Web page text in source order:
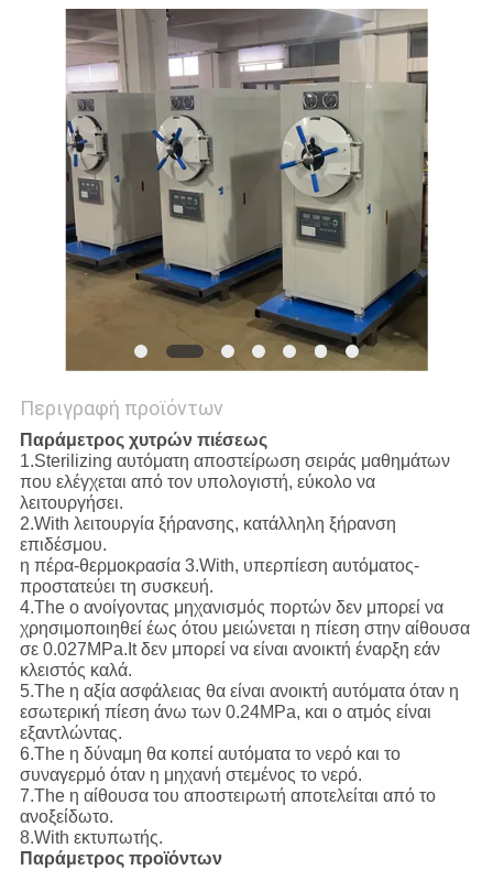
ΠΟΛΙΤΙΚΉ
ΑΠΟΡΡΉΤΟΥ
Περιγραφή προϊόντων
Παράμετρος χυτρών πιέσεως
1.Sterilizing αυτόματη αποστείρωση σειράς μαθημάτων
που ελέγχεται από τον υπολογιστή, εύκολο να
λειτουργήσει.
2.With λειτουργία ξήρανσης, κατάλληλη ξήρανση
επιδέσμου.
η πέρα-θερμοκρασία 3.With, υπερπίεση αυτόματος-
προστατεύει τη συσκευή.
4.The ο ανοίγοντας μηχανισμός πορτών δεν μπορεί να
χρησιμοποιηθεί έως ότου μειώνεται η πίεση στην αίθουσα
σε 0.027MPa.It δεν μπορεί να είναι ανοικτή έναρξη εάν
κλειστός καλά.
5.The η αξία ασφάλειας θα είναι ανοικτή αυτόματα όταν η
εσωτερική πίεση άνω των 0.24MPa, και ο ατμός είναι
εξαντλώντας.
6.The η δύναμη θα κοπεί αυτόματα το νερό και το
συναγερμό όταν η μηχανή στεμένος το νερό.
7.The η αίθουσα του αποστειρωτή αποτελείται από το
ανοξείδωτο.
8.With εκτυπωτής.
Παράμετρος προϊόντων